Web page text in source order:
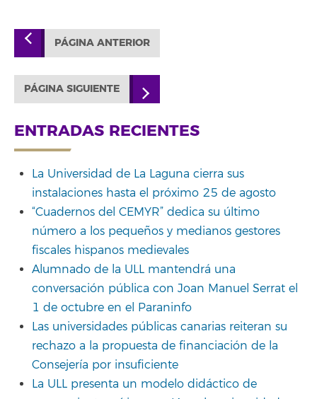
PÁGINA ANTERIOR
PÁGINA SIGUIENTE
ENTRADAS RECIENTES
La Universidad de La Laguna cierra sus
instalaciones hasta el próximo 25 de agosto
“Cuadernos del CEMYR” dedica su último
número a los pequeños y medianos gestores
fiscales hispanos medievales
Alumnado de la ULL mantendrá una
conversación pública con Joan Manuel Serrat el
1 de octubre en el Paraninfo
Las universidades públicas canarias reiteran su
rechazo a la propuesta de financiación de la
Consejería por insuficiente
La ULL presenta un modelo didáctico de